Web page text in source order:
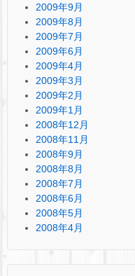
2009年9月
2009年8月
2009年7月
2009年6月
2009年4月
2009年3月
2009年2月
2009年1月
2008年12月
2008年11月
2008年9月
2008年8月
2008年7月
2008年6月
2008年5月
2008年4月